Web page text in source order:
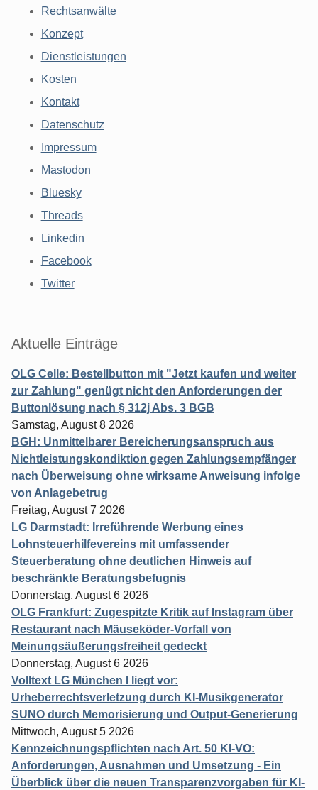
Rechtsanwälte
Konzept
Dienstleistungen
Kosten
Kontakt
Datenschutz
Impressum
Mastodon
Bluesky
Threads
Linkedin
Facebook
Twitter
Aktuelle Einträge
OLG Celle: Bestellbutton mit "Jetzt kaufen und weiter
zur Zahlung" genügt nicht den Anforderungen der
Buttonlösung nach § 312j Abs. 3 BGB
Samstag, August 8 2026
BGH: Unmittelbarer Bereicherungsanspruch aus
Nichtleistungskondiktion gegen Zahlungsempfänger
nach Überweisung ohne wirksame Anweisung infolge
von Anlagebetrug
Freitag, August 7 2026
LG Darmstadt: Irreführende Werbung eines
Lohnsteuerhilfevereins mit umfassender
Steuerberatung ohne deutlichen Hinweis auf
beschränkte Beratungsbefugnis
Donnerstag, August 6 2026
OLG Frankfurt: Zugespitzte Kritik auf Instagram über
Restaurant nach Mäuseköder-Vorfall von
Meinungsäußerungsfreiheit gedeckt
Donnerstag, August 6 2026
Volltext LG München I liegt vor:
Urheberrechtsverletzung durch KI-Musikgenerator
SUNO durch Memorisierung und Output-Generierung
Mittwoch, August 5 2026
Kennzeichnungspflichten nach Art. 50 KI-VO:
Anforderungen, Ausnahmen und Umsetzung - Ein
Überblick über die neuen Transparenzvorgaben für KI-